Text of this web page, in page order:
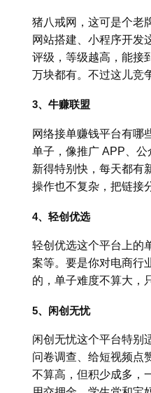
猪八戒网，这可是个老
网站搭建、小程序开发
评级，等级越高，能接
万块都有。不过这儿竞
3、牛赚联盟
网络接单赚钱平台有哪
单子，像推广 APP、
新得特别快，每天都有
操作也不复杂，把链接
4、轻创优选
轻创优选这个平台上的
案等。要是你对电商行
的，单子难度不算大，
5、闲创无忧
闲创无忧这个平台特别
问卷调查、给短视频点
不算高，但积少成多，